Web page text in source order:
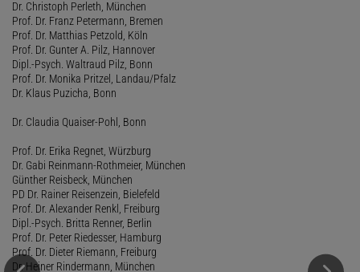
Dr. Christoph Perleth, München
Prof. Dr. Franz Petermann, Bremen
Prof. Dr. Matthias Petzold, Köln
Prof. Dr. Gunter A. Pilz, Hannover
Dipl.-Psych. Waltraud Pilz, Bonn
Prof. Dr. Monika Pritzel, Landau/Pfalz
Dr. Klaus Puzicha, Bonn
Dr. Claudia Quaiser-Pohl, Bonn
Prof. Dr. Erika Regnet, Würzburg
Dr. Gabi Reinmann-Rothmeier, München
Günther Reisbeck, München
PD Dr. Rainer Reisenzein, Bielefeld
Prof. Dr. Alexander Renkl, Freiburg
Dipl.-Psych. Britta Renner, Berlin
Prof. Dr. Peter Riedesser, Hamburg
Prof. Dr. Dieter Riemann, Freiburg
Dr. Heiner Rindermann, München